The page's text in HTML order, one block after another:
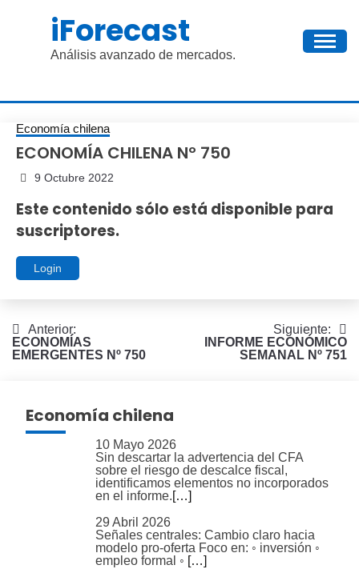
iForecast
Análisis avanzado de mercados.
Economía chilena
ECONOMÍA CHILENA Nº 750
9 Octubre 2022
Este contenido sólo está disponible para
suscriptores.
Login
Navegación
de
Anterior:
ECONOMÍAS
EMERGENTES Nº 750
Siguiente:
INFORME ECONÓMICO
SEMANAL Nº 751
Economía chilena
10 Mayo 2026
Sin descartar la advertencia del CFA
sobre el riesgo de descalce fiscal,
identificamos elementos no incorporados
en el informe.[…]
29 Abril 2026
Señales centrales: Cambio claro hacia
modelo pro-oferta Foco en: ◦ inversión ◦
empleo formal ◦ […]